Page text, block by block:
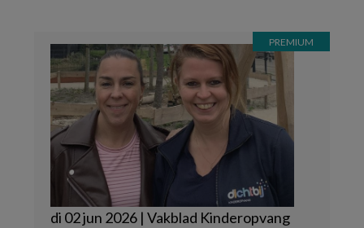
di 02 jun 2026 | Vakblad Kinderopvang